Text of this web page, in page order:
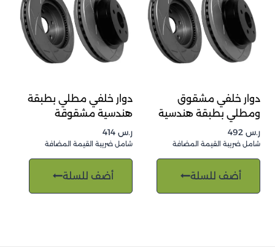
دوار خلفي مشقوق
ومطلي بطبقة هندسية
ر.س
شامل ضريبة القيمة المضافة
أضف للسلة
دوار خلفي مطلي بطبقة
هندسية مشقوقة
ر.س
شامل ضريبة القيمة المضافة
أضف للسلة